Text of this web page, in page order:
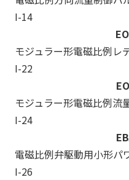
I-14
モジュラー形電磁比例レ
I-22
モジュラー形電磁比例流
I-24
電磁比例弁駆動用小形パ
I-26